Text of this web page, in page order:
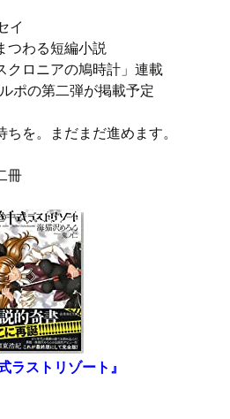
イ
つわる短編小説
クロニアの鳩時計」連載
ポの第二弾が掲載予定
を。まだまだ進めます。
冊
ラストリゾート』